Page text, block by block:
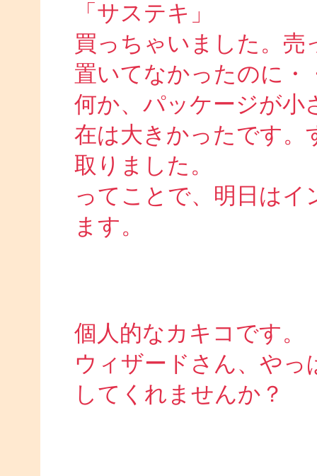
「サステキ」
買っちゃいました。売
置いてなかったのに・
何か、パッケージが小
在は大きかったです。
取りました。
ってことで、明日は
ます。
個人的なカキコです。
ウィザードさん、や
してくれませんか？